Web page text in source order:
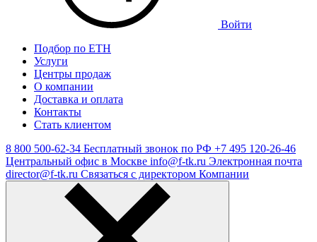
Войти
Подбор по ЕТН
Услуги
Центры продаж
О компании
Доставка и оплата
Контакты
Стать клиентом
8 800 500-62-34 Бесплатный звонок по РФ +7 495 120-26-46
Центральный офис в Москве info@f-tk.ru Электронная почта
director@f-tk.ru Связаться с директором Компании